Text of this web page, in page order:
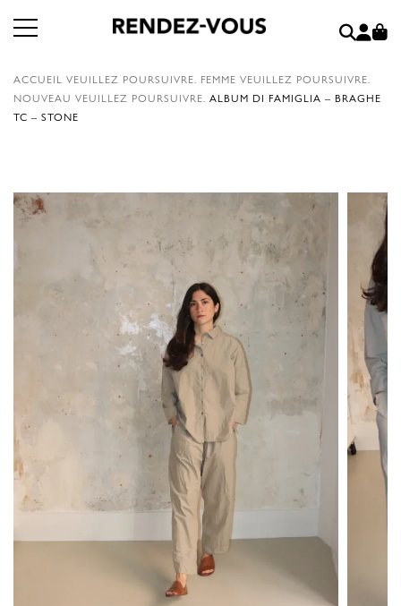
ACCUEIL VEUILLEZ POURSUIVRE. FEMME VEUILLEZ POURSUIVRE.
NOUVEAU VEUILLEZ POURSUIVRE. ALBUM DI FAMIGLIA – BRAGHE
TC – STONE